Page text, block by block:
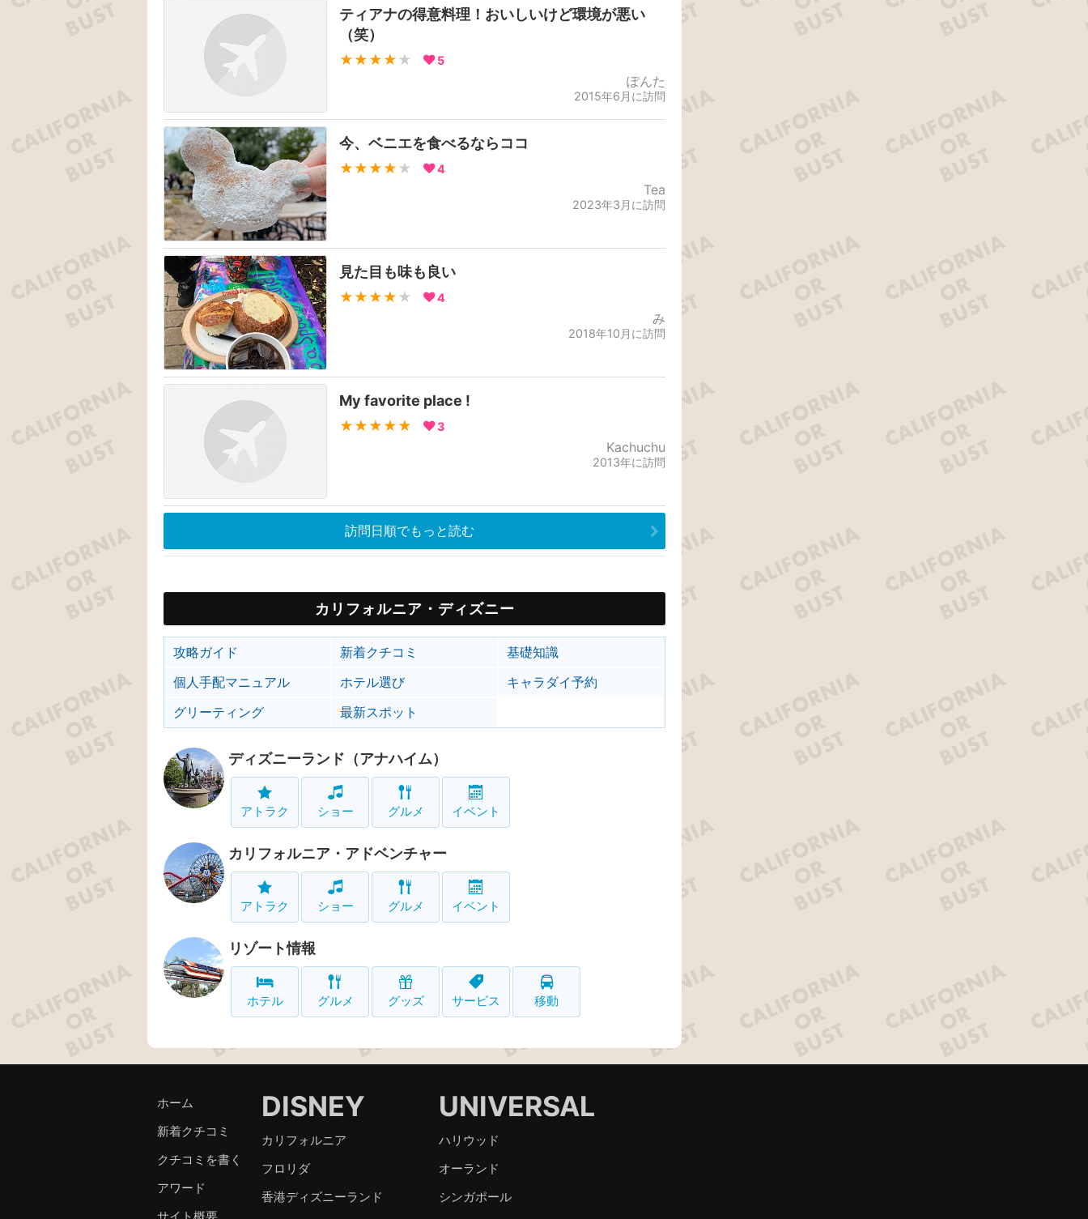
ティアナの得意料理！おいしいけど環境が悪い
（笑）
★★★★ ★ 5
ぽんた
2015年6月に訪問
今、ベニエを食べるならココ
★★★★ ★ 4
Tea
2023年3月に訪問
見た目も味も良い
★★★★ ★ 4
み
2018年10月に訪問
My favorite place !
★★★★★ 3
Kachuchu
2013年に訪問
訪問日順でもっと読む
カリフォルニア・ディズニー
攻略ガイド 新着クチコミ
基礎知識
個人手配マニュアル
ホテル選び
キャラダイ予約
グリーティング
最新スポット
ディズニーランド（アナハイム）
アトラク ショー グルメ イベント
カリフォルニア・アドベンチャー
アトラク ショー グルメ イベント
リゾート情報
ホテル グルメ グッズ サービス 移動
ホーム
新着クチコミ
クチコミを書く
アワード
DISNEY
カリフォルニア
フロリダ
香港ディズニーランド
UNIVERSAL
ハリウッド
オーランド
シンガポール